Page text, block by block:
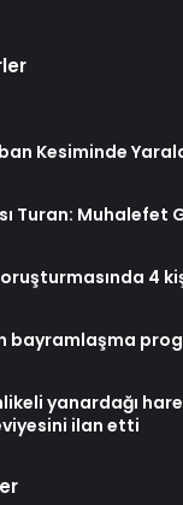
Kesiminde
Turan: Muhalefet
4
bayramlaşma
yanardağı
ilan etti